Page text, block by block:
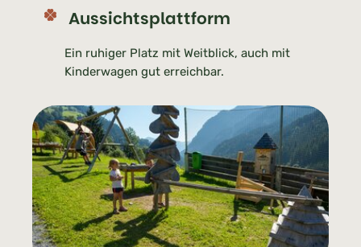
Aussichtsplattform
Ein ruhiger Platz mit Weitblick, auch mit
Kinderwagen gut erreichbar.